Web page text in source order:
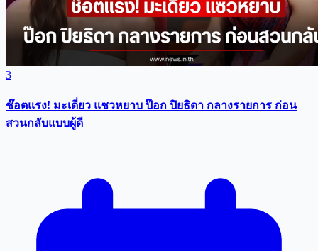
3
ช๊อตแรง! มะเดี่ยว แซวหยาบ ป๊อก ปิยธิดา กลางรายการ ก่อน
สวนกลับแบบผู้ดี